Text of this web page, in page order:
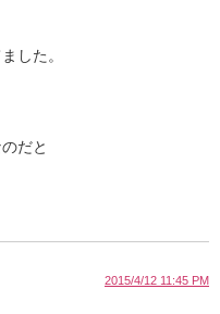
した。
だと
2015/4/12 11:45 PM